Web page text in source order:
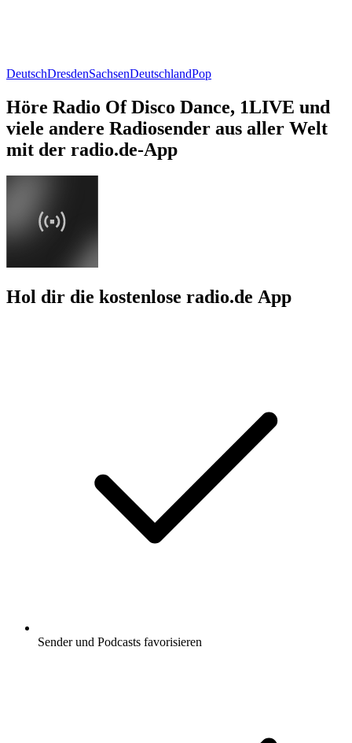
DeutschDresdenSachsenDeutschlandPop
Höre Radio Of Disco Dance, 1LIVE und
viele andere Radiosender aus aller Welt
mit der radio.de-App
Hol dir die kostenlose radio.de App
Sender und Podcasts favorisieren